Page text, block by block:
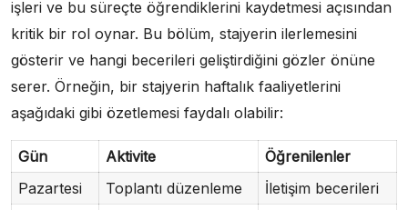
işleri ve bu süreçte öğrendiklerini kaydetmesi açısından
kritik bir rol oynar. Bu bölüm, stajyerin ilerlemesini
gösterir ve hangi becerileri geliştirdiğini gözler önüne
serer. Örneğin, bir stajyerin haftalık faaliyetlerini
aşağıdaki gibi özetlemesi faydalı olabilir:
Gün Aktivite
Öğrenilenler
Pazartesi
Toplantı düzenleme
İletişim becerileri